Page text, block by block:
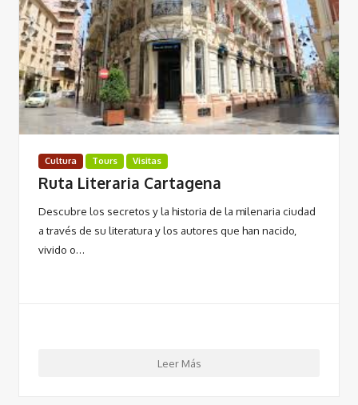
Cultura Tours Visitas
Ruta Literaria Cartagena
Descubre los secretos y la historia de la milenaria ciudad
a través de su literatura y los autores que han nacido,
vivido o…
Leer Más